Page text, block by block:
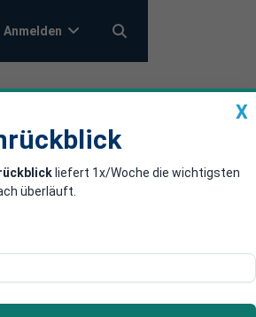
Anmelden
X
liefert 1x/Woche die wichtigsten
überläuft.